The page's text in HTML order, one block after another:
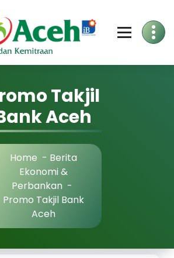
Takjil
Aceh
Home - Berita
Ekonomi &
Perbankan -
Promo Takjil Bank
Aceh